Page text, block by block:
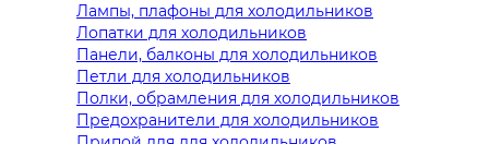
Лампы, плафоны для холодильников
Лопатки для холодильников
Панели, балконы для холодильников
Петли для холодильников
Полки, обрамления для холодильников
Предохранители для холодильников